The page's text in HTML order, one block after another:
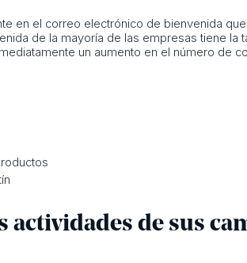
en el correo electrónico de bienvenida
de la mayoría de las empresas tiene la
un aumento en el número de
actividades de sus